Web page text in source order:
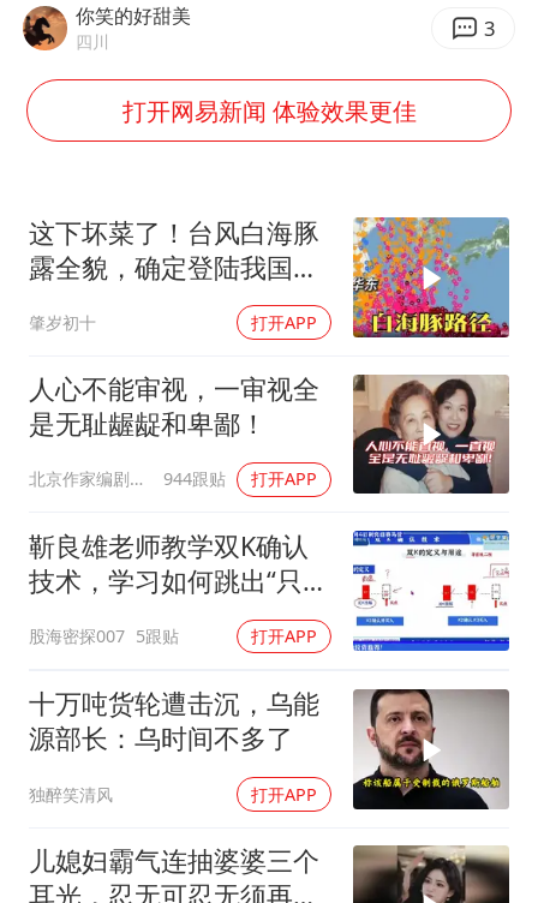
暑期研学游升温 在旅途中增长知识
浙江省甬江发生2026年第1号洪水
国足U17与阿森纳决赛取消 并列冠军
总书记点赞的非遗苗绣焕发新生机
你笑的好甜美
四川 3
打开网易新闻 体验效果更佳
这下坏菜了！台风白海豚
露全貌，确定登陆我国沿
肇岁初十 打开APP
人心不能审视，一审视全
是无耻龌龊和卑鄙！
北京作家编剧肥猪满圈 944跟贴 打开APP
靳良雄老师教学双K确认
技术，学习如何跳出“只看
价格”的表现，看穿主力资
金真实意图，寻找科学买
卖点
股海密探007 5跟贴 打开APP
十万吨货轮遭击沉，乌能
源部长：乌时间不多了
独醉笑清风 打开APP
儿媳妇霸气连抽婆婆三个
耳光，忍无可忍无须再